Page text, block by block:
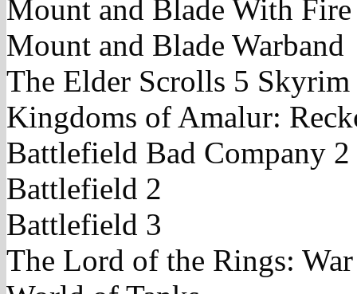
Mount and Blade With
Mount and Blade Warband
The Elder Scrolls 5 Skyrim
Kingdoms of Amalur:
Battlefield Bad Company 2
Battlefield 2
Battlefield 3
The Lord of the Rings: